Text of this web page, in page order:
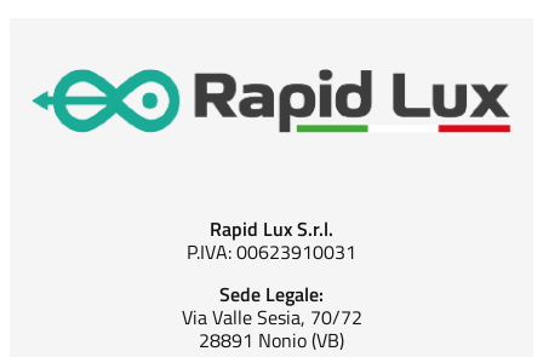
Rapid Lux S.r.l.
P.IVA: 00623910031
Sede Legale:
Via Valle Sesia, 70/72
28891 Nonio (VB)